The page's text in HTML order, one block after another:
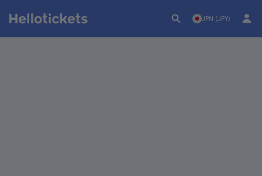
JPN (JPY)